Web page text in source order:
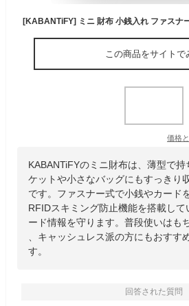
この商品をサイトで
価格
KABANTiFYのミニ財布は、薄型で
ケットや小さなバッグにもすっきり
です。ファスナー式で小銭やカード
RFIDスキミング防止機能を搭載して
ード情報を守ります。普段使いはも
、キャッシュレス派の方にもおすす
す。
回答された質問